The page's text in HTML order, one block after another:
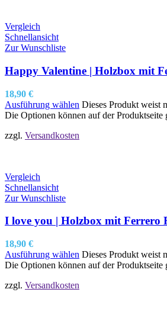
Vergleich
Schnellansicht
Zur Wunschliste
Happy Valentine | Holzbox mit
18,90 €
Ausführung wählen Dieses Produkt weist
Die Optionen können auf der Produktseite
zzgl. Versandkosten
Vergleich
Schnellansicht
Zur Wunschliste
I love you | Holzbox mit Ferrero
18,90 €
Ausführung wählen Dieses Produkt weist
Die Optionen können auf der Produktseite
zzgl. Versandkosten